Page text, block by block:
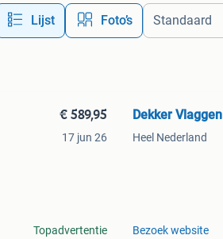
Lijst Foto’s
€ 589,95
17 jun 26
Topadvertentie
Dekker Vlaggen
Heel Nederland
Bezoek website